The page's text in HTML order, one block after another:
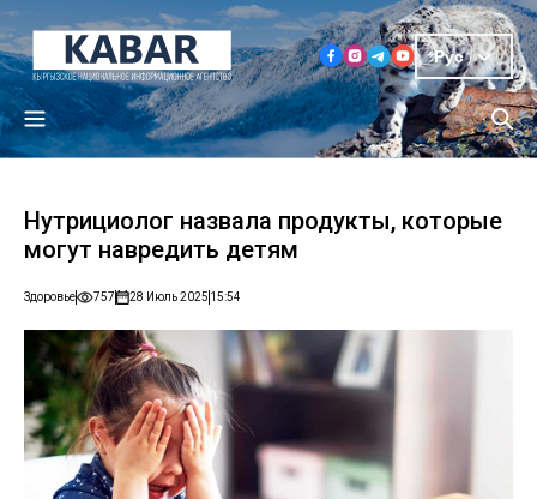
Рус
Нутрициолог назвала продукты, которые
могут навредить детям
Здоровье 757 28 Июль 2025 15:54